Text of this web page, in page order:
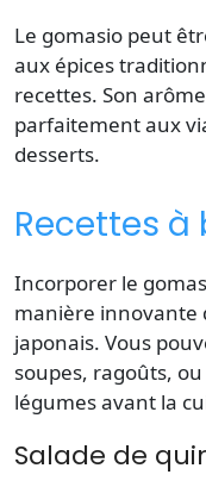
Le gomasio peut
aux épices
recettes. Son
parfaitement aux
desserts.
Recettes
Incorporer le
manière innovante
japonais. Vous
soupes, ragoûts,
légumes avant la
Salade de